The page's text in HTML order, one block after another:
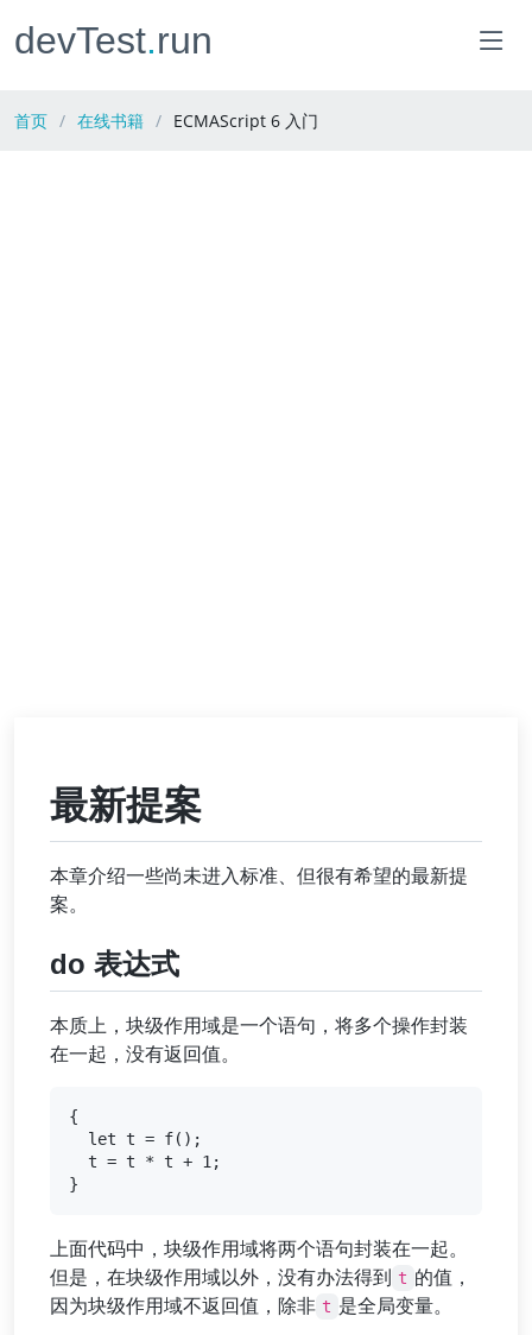
devTest.run
首页 在线书籍 ECMAScript 6 入门
最新提案
本章介绍一些尚未进入标准、但很有希望的最新提
案。
do 表达式
本质上，块级作用域是一个语句，将多个操作封装
在一起，没有返回值。
{
  let t = f();
  t = t * t + 1;
上面代码中，块级作用域将两个语句封装在一起。
但是，在块级作用域以外，没有办法得到 t 的值，
因为块级作用域不返回值，除非 t 是全局变量。